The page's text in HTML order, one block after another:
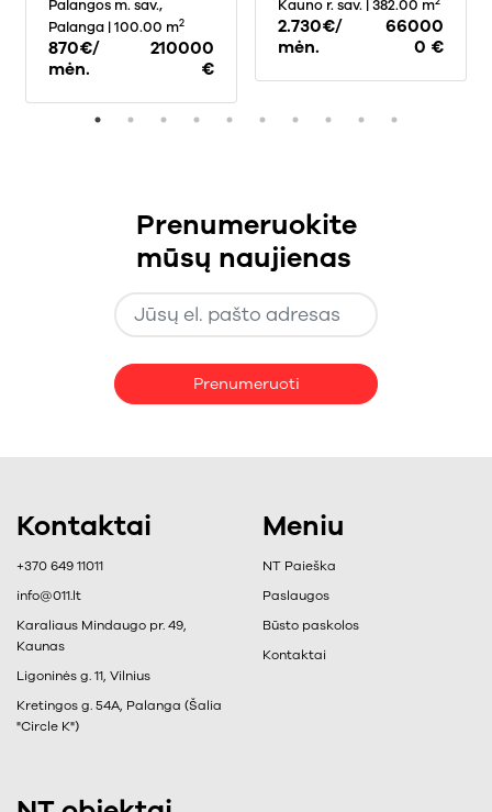
KEL., , PALANGOJE,
100 KV.M PLOTO, 1
AUKŠTAI
Palangos m. sav.,
Palanga | 100.00 m2
870€/
mėn.
210000
€
LAPIŲ MSTL., 382
KV.M PLOTO
Kauno r. sav. | 382.00 m
2.730€/
mėn.
66000
0 €
Kontaktai
+370 649 11011
info@011.lt
Karaliaus Mindaugo pr. 49,
Kaunas
Ligoninės g. 11, Vilnius
Kretingos g. 54A, Palanga (Šalia
"Circle K")
Meniu
NT Paieška
Paslaugos
Būsto paskolos
Kontaktai
Prenumeruokite
mūsų naujienas
Prenumeruoti